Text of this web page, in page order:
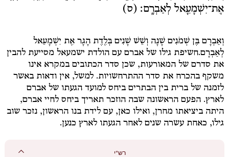
אֶת־יִשְׁמָעֵ֖אל לְאַבְרָֽם׃ (ס)
וְאַבְרָם בֶּן שְׁמֹנִים שָׁנָה וְשֵׁשׁ שָׁנִים בְּלֶדֶת הָגָר אֶת יִשְׁמָעֵאל
לְאַבְרָם.חשיפת גילו של אברם עם הולדת ישמעאל מסייעת להבין
את סדרם של המאורעות, שכן סדר הכתובים במקרא אינו
משקף בהכרח את סדר ההתרחשויות. למשל, אין ודאות באשר
לזמנה של ברית בין הבתרים ביחס למועד הגעתו של אברם
לארץ. הפעם הראשונה שבה הוזכר תאריך ביחס לחיי אברם,
היתה ביציאתו מחרן, ואילו כאן, עם לידת בנו הראשון, נזכר שוב
גילו, כאחת עשרה שנים לאחר הגעתו לארץ כנען.
רש"י